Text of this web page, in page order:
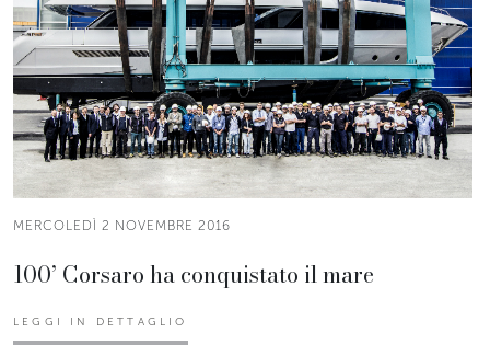
MERCOLEDÌ 2 NOVEMBRE 2016
100’ Corsaro ha conquistato il mare
LEGGI IN DETTAGLIO